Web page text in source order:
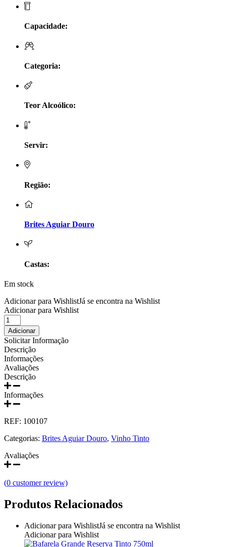
Marcio Em Campo - Tejo
Prats e Symington Family
Quinta da Curia - Bairrada
Quinta das Bágeiras Bairrada
Quinta do Casal Branco Tejo
Quinta do Crasto
Quinta Do Noval Douro
Quinta Do Paral Alentejo
Capacidade:
Categoria:
Teor Alcoólico:
Servir:
Região:
Brites Aguiar Douro
Castas:
Em stock
Adicionar para WishlistJá se encontra na Wishlist
Adicionar para Wishlist
Quantidade
de
Bafarela
Grande
Reserva
Tinto
1500ml
Adicionar
Solicitar Informação
Descrição
Informações
Avaliações
Descrição
Informações
REF: 100107
Categorias: Brites Aguiar Douro, Vinho Tinto
Avaliações
(0 customer review)
Produtos Relacionados
Adicionar para WishlistJá se encontra na Wishlist
Adicionar para Wishlist